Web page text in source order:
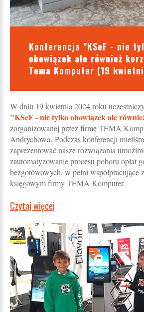
Konferencja "KSeF - nie
obowiązek ale również
Tema Komputer (19
W dniu 19 kwietnia 2024 roku
"KSeF - nie tylko obowiązek ale
zorganizowanej przez firmę TEMA
Andrychowa. Podczas konferencji
zaprezentować nasze rozwiązania
zautomatyzowanie procesu poboru opłat
bezgotówowych, w pełni współpracujące
księgowym firmy TEMA Komputer.
Czytaj więcej